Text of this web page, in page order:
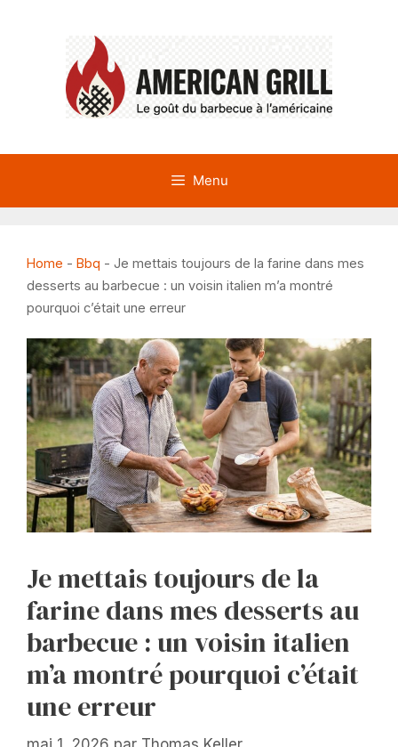
Menu
Home - Bbq - Je mettais toujours de la farine dans mes
desserts au barbecue : un voisin italien m’a montré
pourquoi c’était une erreur
Je mettais toujours de la
farine dans mes desserts au
barbecue : un voisin italien
m’a montré pourquoi c’était
une erreur